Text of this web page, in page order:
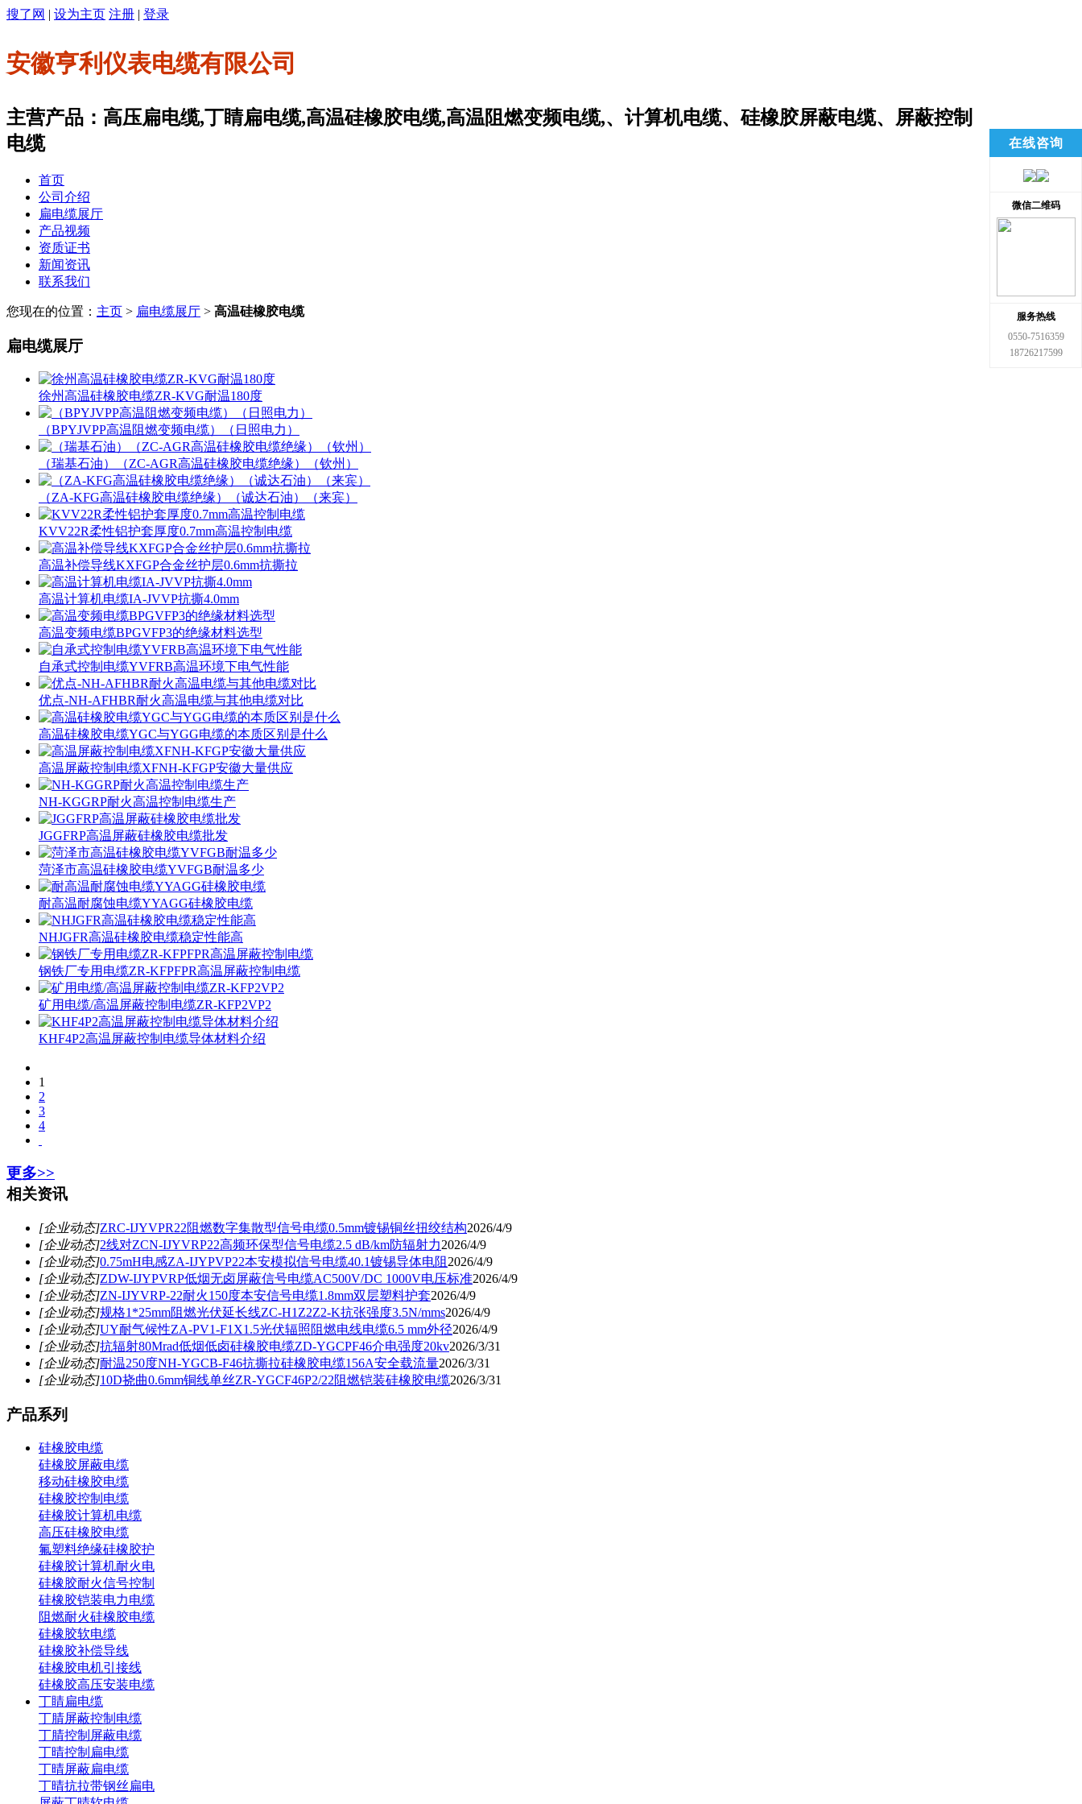
搜了网 | 设为主页 注册 | 登录
安徽亨利仪表电缆有限公司
主营产品：高压扁电缆,丁睛扁电缆,高温硅橡胶电缆,高温阻燃变频电缆,、计算机电缆、硅橡胶屏蔽电缆、屏蔽控制
电缆
首页
公司介绍
扁电缆展厅
产品视频
资质证书
新闻资讯
联系我们
您现在的位置： 主页 > 扁电缆展厅 > 高温硅橡胶电缆
扁电缆展厅
徐州高温硅橡胶电缆ZR-KVG耐温180度
（BPYJVPP高温阻燃变频电缆）（日照电力）
（瑞基石油）（ZC-AGR高温硅橡胶电缆绝缘）（钦州）
（ZA-KFG高温硅橡胶电缆绝缘）（诚达石油）（来宾）
KVV22R柔性铝护套厚度0.7mm高温控制电缆
高温补偿导线KXFGP合金丝护层0.6mm抗撕拉
高温计算机电缆IA-JVVP抗撕4.0mm
高温变频电缆BPGVFP3的绝缘材料选型
自承式控制电缆YVFRB高温环境下电气性能
优点-NH-AFHBR耐火高温电缆与其他电缆对比
高温硅橡胶电缆YGC与YGG电缆的本质区别是什么
高温屏蔽控制电缆XFNH-KFGP安徽大量供应
NH-KGGRP耐火高温控制电缆生产
JGGFRP高温屏蔽硅橡胶电缆批发
菏泽市高温硅橡胶电缆YVFGB耐温多少
耐高温耐腐蚀电缆YYAGG硅橡胶电缆
NHJGFR高温硅橡胶电缆稳定性能高
钢铁厂专用电缆ZR-KFPFPR高温屏蔽控制电缆
矿用电缆/高温屏蔽控制电缆ZR-KFP2VP2
KHF4P2高温屏蔽控制电缆导体材料介绍
1
2
3
4
更多>>
相关资讯
[企业动态]ZRC-IJYVPR22阻燃数字集散型信号电缆0.5mm镀锡铜丝扭绞结构2026/4/9
[企业动态]2线对ZCN-IJYVRP22高频环保型信号电缆2.5 dB/km防辐射力2026/4/9
[企业动态]0.75mH电感ZA-IJYPVP22本安模拟信号电缆40.1镀锡导体电阻 2026/4/9
[企业动态]ZDW-IJYPVRP低烟无卤屏蔽信号电缆AC500V/DC 1000V电压标准2026/4/9
[企业动态]ZN-IJYVRP-22耐火150度本安信号电缆1.8mm双层塑料护套2026/4/9
[企业动态]规格1*25mm阻燃光伏延长线ZC-H1Z2Z2-K抗张强度3.5N/mms2026/4/9
[企业动态]UY耐气候性ZA-PV1-F1X1.5光伏辐照阻燃电线电缆6.5 mm外径2026/4/9
[企业动态]抗辐射80Mrad低烟低卤硅橡胶电缆ZD-YGCPF46介电强度20kv2026/3/31
[企业动态]耐温250度NH-YGCB-F46抗撕拉硅橡胶电缆156A安全载流量2026/3/31
[企业动态]10D挠曲0.6mm铜线单丝ZR-YGCF46P2/22阻燃铠装硅橡胶电缆2026/3/31
产品系列
硅橡胶电缆
硅橡胶屏蔽电缆
移动硅橡胶电缆
硅橡胶控制电缆
硅橡胶计算机电缆
高压硅橡胶电缆
氟塑料绝缘硅橡胶护
硅橡胶计算机耐火电
硅橡胶耐火信号控制
硅橡胶铠装电力电缆
阻燃耐火硅橡胶电缆
硅橡胶软电缆
硅橡胶补偿导线
硅橡胶电机引接线
硅橡胶高压安装电缆
丁睛扁电缆
丁腈屏蔽控制电缆
丁腈控制屏蔽电缆
丁晴控制扁电缆
丁晴屏蔽扁电缆
丁晴抗拉带钢丝扁电
在线咨询
微信二维码
服务热线
0550-7516359
18726217599